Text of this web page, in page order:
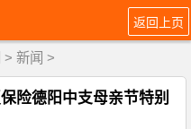
返回上页
> 新闻 >
险德阳中支母亲节特别